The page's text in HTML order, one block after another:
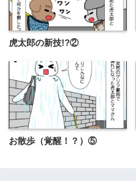
虎太郎の新技!?②
お散歩（覚醒！？）⑤